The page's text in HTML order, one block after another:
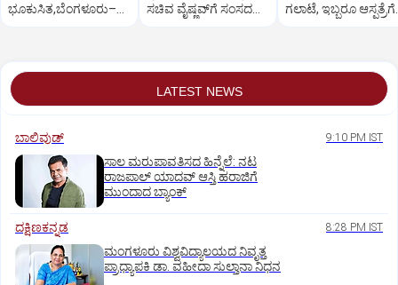
ಭೂಕುಸಿತ,ಬೆಂಗಳೂರು–
ಸಚಿವ ವೈಷ್ಣವ್‌ಗೆ ಸಂಸದ
ಗಲಾಟೆ, ಇಬ್ಬರೂ ಆಸ್ಪತ್ರೆಗೆ
LATEST NEWS
ಬಾಲಿವುಡ್‌ 9:10 PM IST
ಸಾಲ ಮರುಪಾವತಿಸದ ಹಿನ್ನೆಲೆ: ನಟ
ರಾಜಪಾಲ್ ಯಾದವ್‌ ಆಸ್ತಿ ಹರಾಜಿಗೆ
ಮುಂದಾದ ಬ್ಯಾಂಕ್
ದಕ್ಷಿಣಕನ್ನಡ 8:28 PM IST
ಮಂಗಳೂರು ವಿಶ್ವವಿದ್ಯಾಲಯದ ನಿವೃತ್ತ
ಪ್ರಾಧ್ಯಾಪಕಿ ಡಾ. ವಹೀದಾ ಸುಲ್ತಾನಾ ನಿಧನ